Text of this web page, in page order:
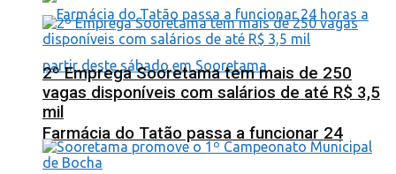
Farmácia do Tatão passa a funcionar 24
2º Emprega Sooretama tem mais de 250
vagas disponíveis com salários de até R$ 3,5
mil